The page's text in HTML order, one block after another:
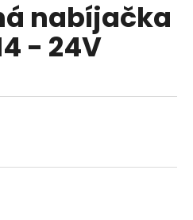
nabíjačka
- 24V